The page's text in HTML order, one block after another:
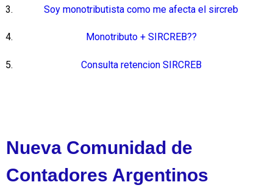
Soy monotributista como me afecta el sircreb
Monotributo + SIRCREB??
Consulta retencion SIRCREB
Nueva Comunidad de
Contadores Argentinos